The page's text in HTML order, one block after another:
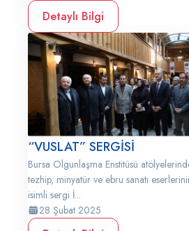
Detaylı Bilgi
“VUSLAT” SERGİSİ
Bursa Olgunlaşma Enstitüsü
tezhip, minyatür ve ebru sanatı
isimli sergi İ...
28 Şubat 2025